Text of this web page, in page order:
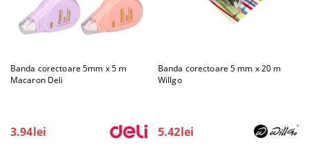
Banda corectoare 5mm x 5 m
Macaron Deli
3.94lei
Banda corectoare 5 mm x 20 m
Willgo
5.42lei